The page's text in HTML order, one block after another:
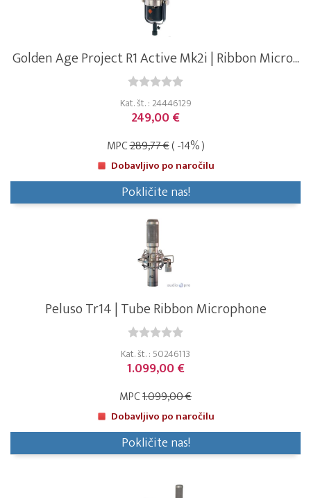
Golden Age Project R1 Active Mk2i | Ribbon Micro...
Kat. št. : 24446129
249,00 €
MPC289,77 €( -14% )
Dobavljivo po naročilu
Pokličite nas!
Peluso Tr14 | Tube Ribbon Microphone
Kat. št. : 50246113
1.099,00 €
MPC1.099,00 €
Dobavljivo po naročilu
Pokličite nas!